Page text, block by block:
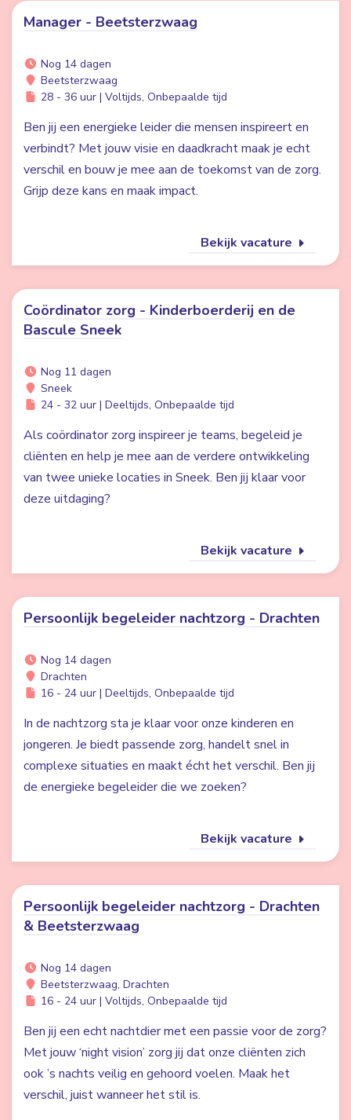
Manager - Beetsterzwaag
Nog 14 dagen
Beetsterzwaag
28 - 36 uur | Voltijds, Onbepaalde tijd
Ben jij een energieke leider die mensen inspireert en
verbindt? Met jouw visie en daadkracht maak je echt
verschil en bouw je mee aan de toekomst van de zorg.
Grijp deze kans en maak impact.
Bekijk vacature
Coördinator zorg - Kinderboerderij en de
Bascule Sneek
Nog 11 dagen
Sneek
24 - 32 uur | Deeltijds, Onbepaalde tijd
Als coördinator zorg inspireer je teams, begeleid je
cliënten en help je mee aan de verdere ontwikkeling
van twee unieke locaties in Sneek. Ben jij klaar voor
deze uitdaging?
Bekijk vacature
Persoonlijk begeleider nachtzorg - Drachten
Nog 14 dagen
Drachten
16 - 24 uur | Deeltijds, Onbepaalde tijd
In de nachtzorg sta je klaar voor onze kinderen en
jongeren. Je biedt passende zorg, handelt snel in
complexe situaties en maakt écht het verschil. Ben jij
de energieke begeleider die we zoeken?
Bekijk vacature
Persoonlijk begeleider nachtzorg - Drachten
& Beetsterzwaag
Nog 14 dagen
Beetsterzwaag, Drachten
16 - 24 uur | Voltijds, Onbepaalde tijd
Ben jij een echt nachtdier met een passie voor de zorg?
Met jouw ‘night vision’ zorg jij dat onze cliënten zich
ook ’s nachts veilig en gehoord voelen. Maak het
verschil, juist wanneer het stil is.